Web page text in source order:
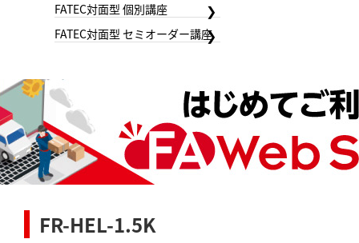
FATEC対面型 個別講座
FATEC対面型 セミオーダー講座
FR-HEL-1.5K